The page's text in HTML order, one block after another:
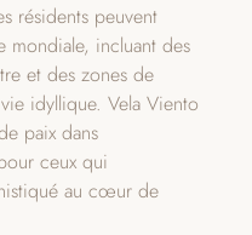
résidents peuvent
mondiale, incluant des
et des zones de
idyllique. Vela Viento
paix dans
ceux qui
au cœur de